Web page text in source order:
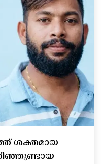
ശക്തമായ